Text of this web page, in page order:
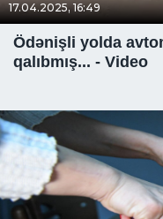
17.04.2025, 16:49
Ödənişli yolda
qalıbmış... - Video